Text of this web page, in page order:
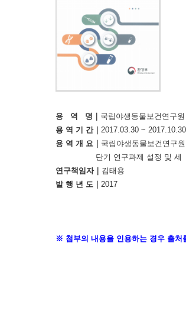
용 역 명｜ 국립야생동물보건연구
용 역 기 간｜ 2017.03.30 ~ 2017.10.30
용 역 개 요｜ 국립야생동물보건연구
단기 연구과제 설정 및 세 부계획
연구책임자｜ 김태용
발 행 년 도｜ 2017
※ 첨부의 내용을 인용하는 경우 출처